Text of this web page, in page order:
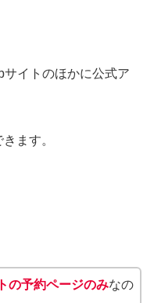
イトのほかに公式ア
ます。
の予約ページのみなの